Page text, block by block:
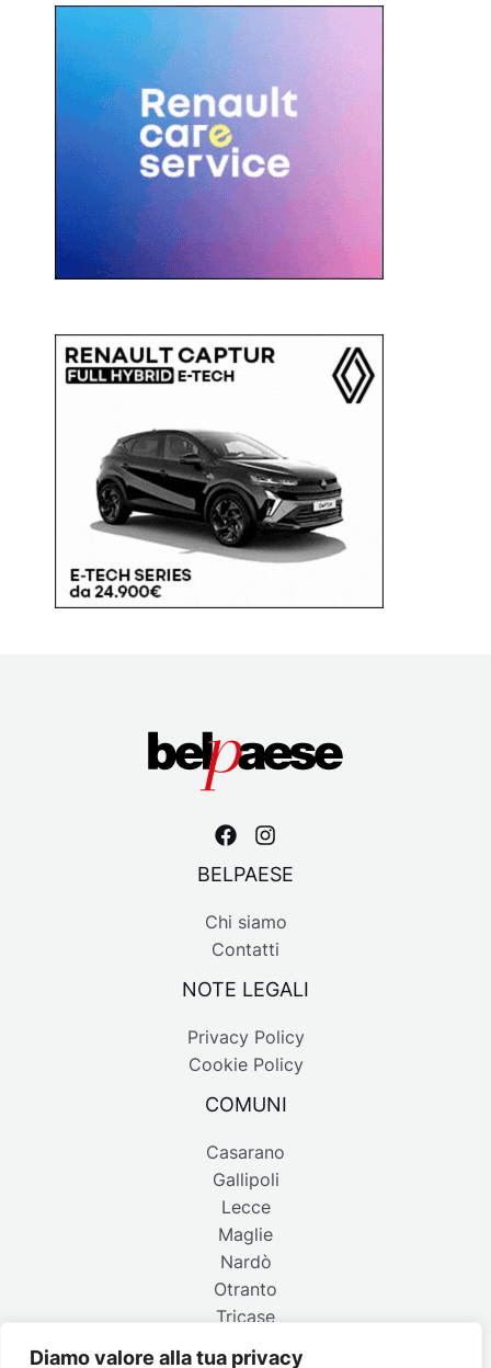
Diamo valore alla tua privacy
BELPAESE
Chi siamo
Contatti
NOTE LEGALI
Privacy Policy
Cookie Policy
COMUNI
Casarano
Gallipoli
Lecce
Maglie
Nardò
Otranto
Tricase